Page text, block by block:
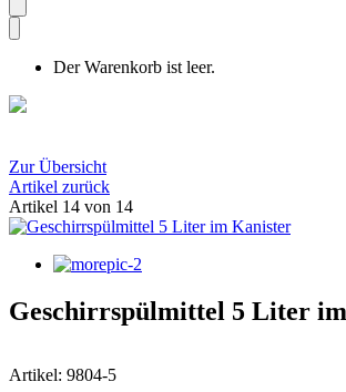
Der Warenkorb ist leer.
Zur Übersicht
Artikel zurück
Artikel 14 von 14
Geschirrspülmittel 5 Liter
Artikel: 9804-5